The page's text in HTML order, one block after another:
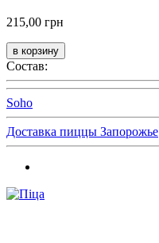
215,00 грн
Состав:
Soho
Доставка пиццы Запорожье